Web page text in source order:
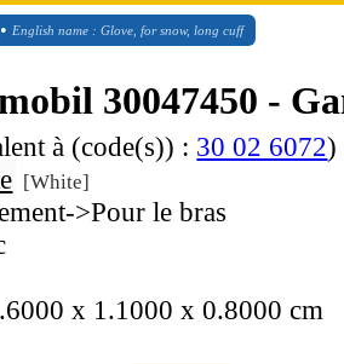
•English name : Glove, for snow, long cuff
30047450 -
à (code(s)) : 30 02 6072)
[White]
>Pour le bras
x 1.1000 x 0.8000 cm